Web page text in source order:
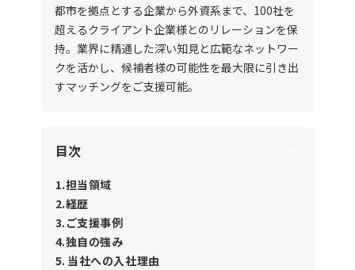
都市を拠点とする企業から外資系まで、100社を
超えるクライアント企業様とのリレーションを保
持。業界に精通した深い知見と広範なネットワー
クを活かし、候補者様の可能性を最大限に引き出
すマッチングをご支援可能。
目次
1.担当領域
2.経歴
3.ご支援事例
4.独自の強み
5. 当社への入社理由